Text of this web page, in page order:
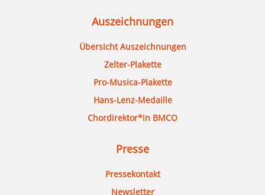
Auszeichnungen
Übersicht Auszeichnungen
Zelter-Plakette
Pro-Musica-Plakette
Hans-Lenz-Medaille
Chordirektor*in BMCO
Presse
Pressekontakt
Newsletter